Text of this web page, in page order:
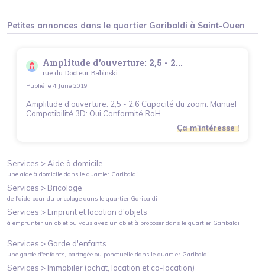
Petites annonces dans le quartier Garibaldi à Saint-Ouen
Amplitude d'ouverture: 2,5 - 2...
rue du Docteur Babinski
Publié le 4 June 2019
Amplitude d'ouverture: 2,5 - 2,6 Capacité du zoom: Manuel
Compatibilité 3D: Oui Conformité RoH...
Ça m'intéresse !
Services > Aide à domicile
une aide à domicile dans le quartier Garibaldi
Services > Bricolage
de l'aide pour du bricolage dans le quartier Garibaldi
Services > Emprunt et location d'objets
à emprunter un objet ou vous avez un objet à proposer dans le quartier Garibaldi
Services > Garde d'enfants
une garde d'enfants, partagée ou ponctuelle dans le quartier Garibaldi
Services > Immobiler (achat, location et co-location)